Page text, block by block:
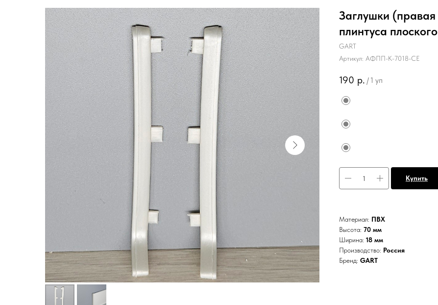
Заглушки
плинтуса
GART
Артикул: АФПП-К-7018-СЕ
190 р. / 1 уп
Купить
Материал: ПВХ
Высота: 70 мм
Ширина: 18 мм
Производство: Россия
Бренд: GART